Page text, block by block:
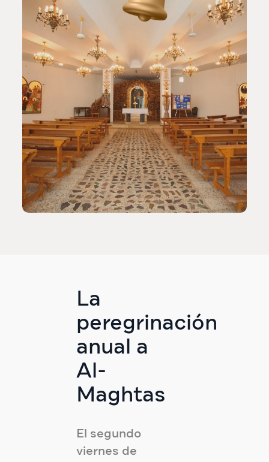
La
peregrinación
anual a
Al-
Maghtas
El segundo
viernes de